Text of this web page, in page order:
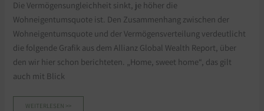
Die Vermögensungleichheit sinkt, je höher die
Wohneigentumsquote ist. Den Zusammenhang zwischen der
Wohneigentumsquote und der Vermögensverteilung verdeutlicht
die folgende Grafik aus dem Allianz Global Wealth Report, über
den wir hier schon berichteten. „Home, sweet home“, das gilt
auch mit Blick
WEITERLESEN >>